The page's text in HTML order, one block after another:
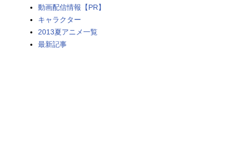
動画配信情報【PR】
キャラクター
2013夏アニメ一覧
最新記事